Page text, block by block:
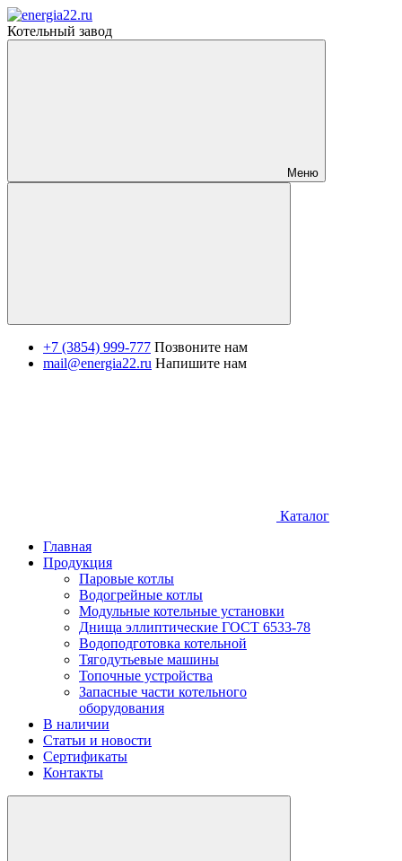
Котельный завод
Меню
+7 (3854) 999-777 Позвоните нам
mail@energia22.ru Напишите нам
Каталог
Главная
Продукция
Паровые котлы
Водогрейные котлы
Модульные котельные установки
Днища эллиптические ГОСТ 6533-78
Водоподготовка котельной
Тягодутьевые машины
Топочные устройства
Запасные части котельного
оборудования
В наличии
Статьи и новости
Сертификаты
Контакты